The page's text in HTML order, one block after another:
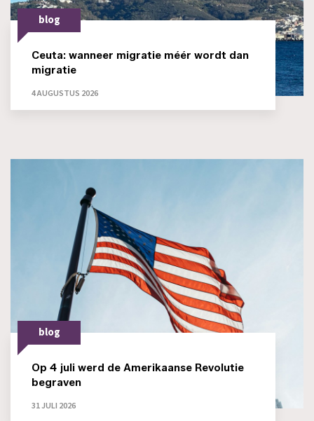
blog
Ceuta: wanneer migratie méér wordt dan
migratie
4 AUGUSTUS 2026
blog
Op 4 juli werd de Amerikaanse Revolutie
begraven
31 JULI 2026